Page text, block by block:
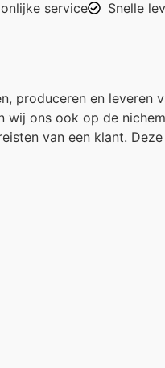
service Snelle
en
ons ook op de
van een klant.